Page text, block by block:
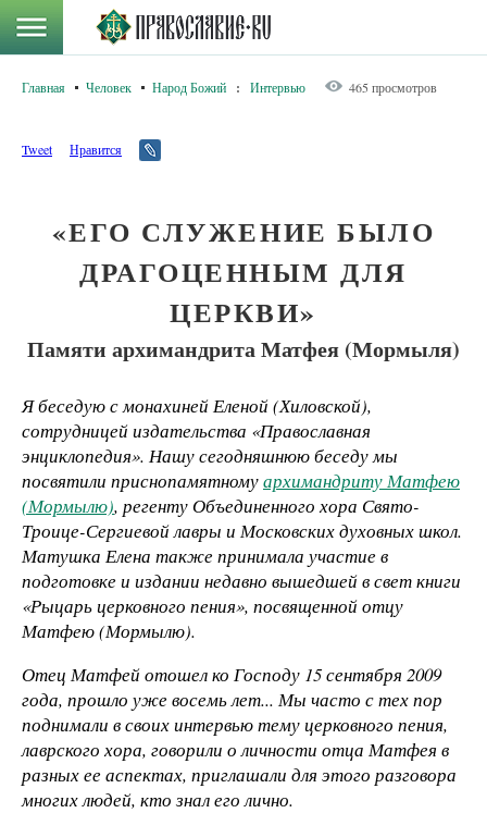
Главная Человек Народ Божий : Интервью 465 просмотров
Tweet Нравится
«ЕГО СЛУЖЕНИЕ БЫЛО
ДРАГОЦЕННЫМ ДЛЯ
ЦЕРКВИ»
Памяти архимандрита Матфея (Мормыля)
Я беседую с монахиней Еленой (Хиловской),
сотрудницей издательства «Православная
энциклопедия». Нашу сегодняшнюю беседу мы
посвятили приснопамятномуархимандриту Матфею
(Мормылю), регенту Объединенного хора Свято-
Троице-Сергиевой лавры и Московских духовных школ.
Матушка Елена также принимала участие в
подготовке и издании недавно вышедшей в свет книги
«Рыцарь церковного пения», посвященной отцу
Матфею (Мормылю).
Отец Матфей отошел ко Господу 15 сентября 2009
года, прошло уже восемь лет... Мы часто с тех пор
поднимали в своих интервью тему церковного пения,
лаврского хора, говорили о личности отца Матфея в
разных ее аспектах, приглашали для этого разговора
многих людей, кто знал его лично.